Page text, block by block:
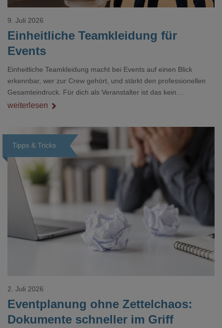
Einheitliche Teamkleidung für
Events
9. Juli 2026
Einheitliche Teamkleidung macht bei Events auf einen Blick
erkennbar, wer zur Crew gehört, und stärkt den professionellen
Gesamteindruck. Für dich als Veranstalter ist das kein
Nebenthema: Bei Textilien mit Stickerei oder mehreren
weiterlesen
Tipps & Tricks
Loading...
Eventplanung ohne Zettelchaos:
Dokumente schneller im Griff
2. Juli 2026